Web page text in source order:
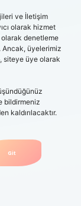
ve İletişim
olarak hizmet
denetleme
Ancak, üyelerimiz
siteye üye olarak
bildirmeniz
kaldırılacaktır.